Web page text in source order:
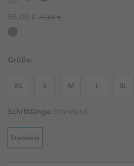
Sale price:
56,00 € Regular price:
70,00 €
Größe:
XS S M L XL
Schrittlänge: Standard
Standard